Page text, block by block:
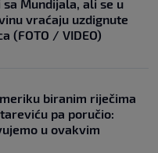
Mundijala, ali se u
vraćaju uzdignute
(FOTO / VIDEO)
biranim riječima
pa poručio:
u ovakvim